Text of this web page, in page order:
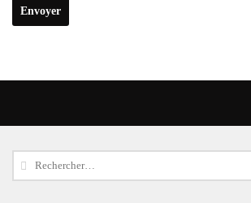
Rechercher :